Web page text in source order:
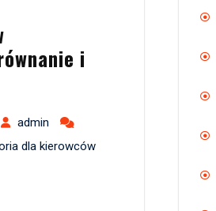
i
admin
dla kierowców